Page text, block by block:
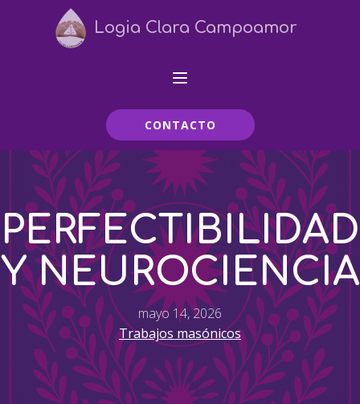
Logia Clara Campoamor
CONTACTO
PERFECTIBILIDAD
Y NEUROCIENCIA
mayo 14, 2026
Trabajos masónicos